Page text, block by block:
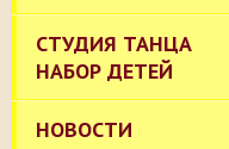
СТУДИЯ ТАНЦА
НАБОР ДЕТЕЙ
НОВОСТИ